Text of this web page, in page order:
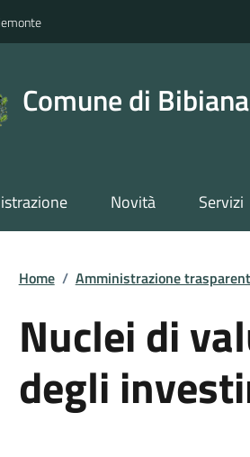
Comune di Bibiana
Novità Servizi
Home / Amministrazione
Nuclei di
degli